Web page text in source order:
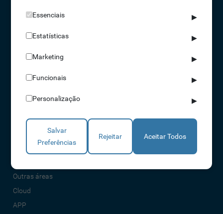
Livro de reclamações
Soluções
Acessos
Torniquetes
Parques Auto
Rondas e Serviços
Outras áreas
Cloud
APP
Essenciais ▶
Estatísticas ▶
Marketing ▶
Funcionais ▶
Personalização ▶
Salvar
Preferências
Rejeitar Aceitar Todos